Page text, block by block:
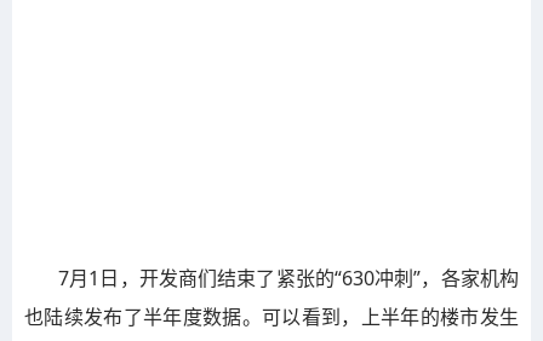
7月1日，开发商们结束了紧张的“630冲刺”，各家机构
也陆续发布了半年度数据。可以看到，上半年的楼市发生